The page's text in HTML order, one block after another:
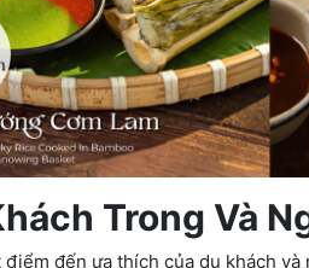
Trong Và
đến ưa thích của du khách